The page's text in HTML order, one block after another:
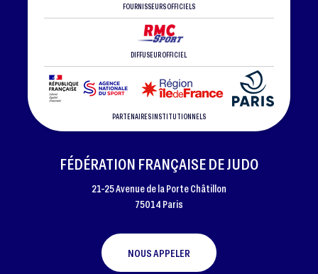
FOURNISSEURS OFFICIELS
DIFFUSEUR OFFICIEL
PARTENAIRES INSTITUTIONNELS
FÉDÉRATION FRANÇAISE DE JUDO
21-25 Avenue de la Porte Châtillon
75014 Paris
NOUS APPELER